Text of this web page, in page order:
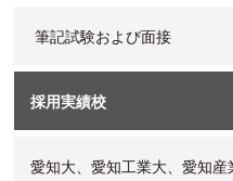
筆記試験および面接
採用実績校
愛知大、愛知工業大、愛知